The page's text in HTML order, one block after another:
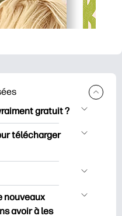
gratuit ?
de 2500
à
des
des
pour
télécharger
sans
vos
et les
nouveaux
avoir à les